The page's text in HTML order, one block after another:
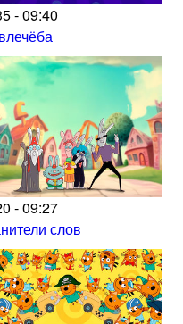
- 09:40
- 09:27
слов